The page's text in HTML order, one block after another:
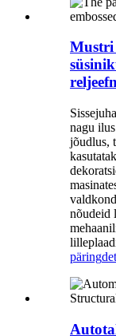
Mustri
nagu
jõudlus,
nõudeid
päring